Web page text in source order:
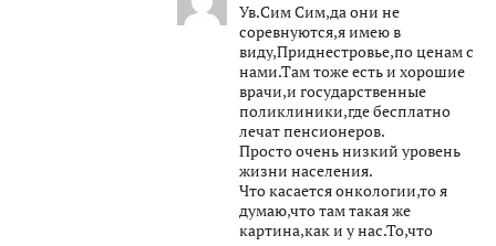
Ув.Сим Сим,да они не
соревнуются,я имею в
виду,Приднестровье,по ценам с
нами.Там тоже есть и хорошие
врачи,и государственные
поликлиники,где бесплатно
лечат пенсионеров.
Просто очень низкий уровень
жизни населения.
Что касается онкологии,то я
думаю,что там такая же
картина,как и у нас.То,что